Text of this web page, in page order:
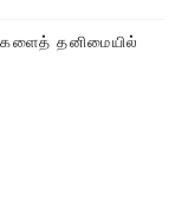
தனிமையில்